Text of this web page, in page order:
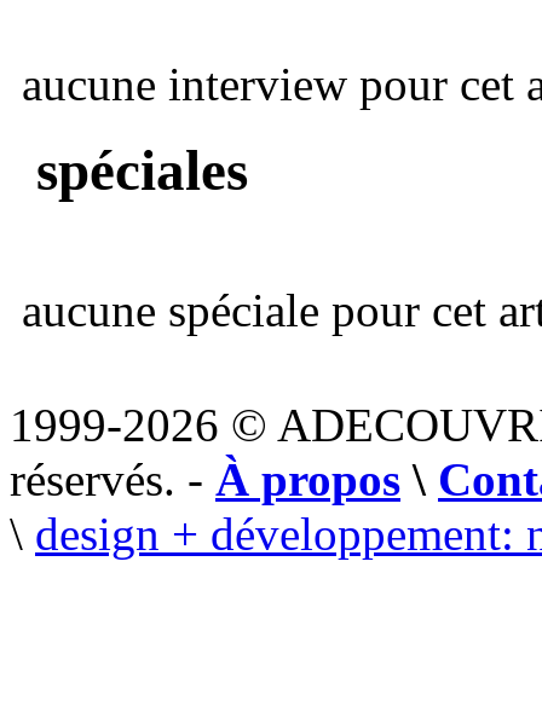
aucune interview pour cet
spéciales
aucune spéciale pour cet
1999-2026 ©
réservés. - À propos \
\ design + développement: